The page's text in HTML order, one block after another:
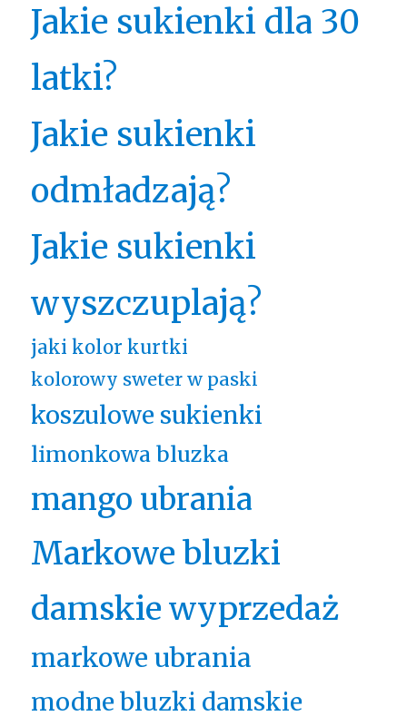
Jakie sukienki dla 30
latki?
Jakie sukienki
odmładzają?
Jakie sukienki
wyszczuplają?
jaki kolor kurtki
kolorowy sweter w paski
koszulowe sukienki
limonkowa bluzka
mango ubrania
Markowe bluzki
damskie wyprzedaż
markowe ubrania
modne bluzki damskie